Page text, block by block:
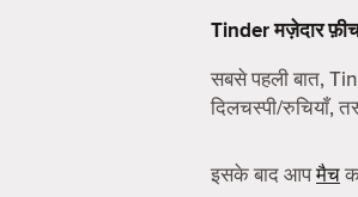
Tinder मज़ेदार
सबसे पहली बात,
दिलचस्पी/रुचियाँ,
इसके बाद आपमैच